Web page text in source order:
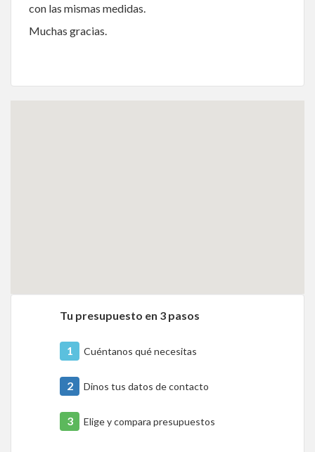
con las mismas medidas.
Muchas gracias.
Tu presupuesto en 3 pasos
1 Cuéntanos qué necesitas
2 Dinos tus datos de contacto
3 Elige y compara presupuestos